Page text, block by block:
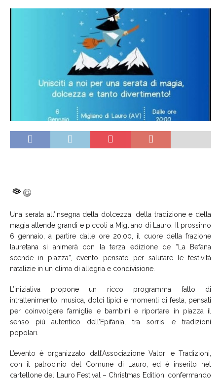
Una serata all’insegna della dolcezza, della tradizione e della
magia attende grandi e piccoli a Migliano di Lauro. Il prossimo
6 gennaio, a partire dalle ore 20.00, il cuore della frazione
lauretana si animerà con la terza edizione de “La Befana
scende in piazza”, evento pensato per salutare le festività
natalizie in un clima di allegria e condivisione.
L’iniziativa propone un ricco programma fatto di
intrattenimento, musica, dolci tipici e momenti di festa, pensati
per coinvolgere famiglie e bambini e riportare in piazza il
senso più autentico dell’Epifania, tra sorrisi e tradizioni
popolari.
L’evento è organizzato dall’Associazione Valori e Tradizioni,
con il patrocinio del Comune di Lauro, ed è inserito nel
cartellone del Lauro Festival – Christmas Edition, confermando